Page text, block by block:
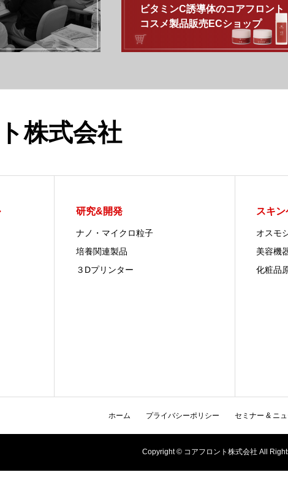
ビタミンC誘導体のコアフロント
コスメ製品販売ECショップ
株式会社
研究&開発
ナノ・マイクロ粒子
培養関連製品
３Dプリンター
スキン
オスモ
美容機
化粧品
ホーム プライバシーポリシー セミナー & ニ
Copyright © コアフロント株式会社 All